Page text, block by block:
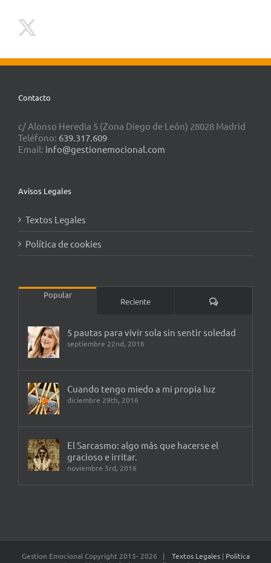
Contacto
c/ Alonso Heredia 5 (Zona Diego de León) 28028 Madrid
Teléfono: 639.317.609
Email: info@gestionemocional.com
Avisos Legales
Textos Legales
Política de cookies
Popular
Reciente Comentarios
5 pautas para vivir sola sin sentir soledad
septiembre 22nd, 2016
Cuando tengo miedo a mi propia luz
diciembre 29th, 2016
El Sarcasmo: algo más que hacerse el
gracioso e irritar.
noviembre 3rd, 2016
Gestion Emocional Copyright 2015- 2026 | Textos Legales | Política